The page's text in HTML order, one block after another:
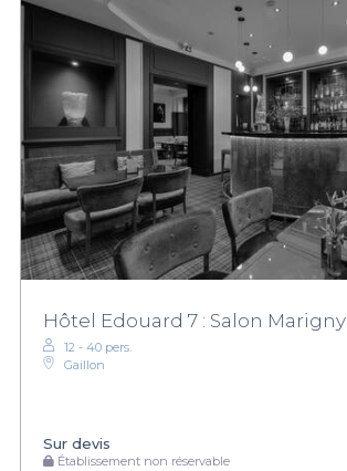
Hôtel Edouard 7 : Salon Marigny
12 - 40 pers.
Gaillon
Sur devis
Établissement non réservable